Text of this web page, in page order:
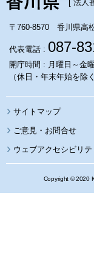
[ 法人
〒760-8570 香川県高
代表電話 : 087-
開庁時間 : 月曜日～金
（休日・年末年始を除く
サイトマップ
ウェブアクセシビリ
Copyright © 2020